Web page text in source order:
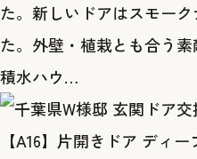
た。新しいドアはスモー
た。外壁・植栽とも合う
積水ハウ…